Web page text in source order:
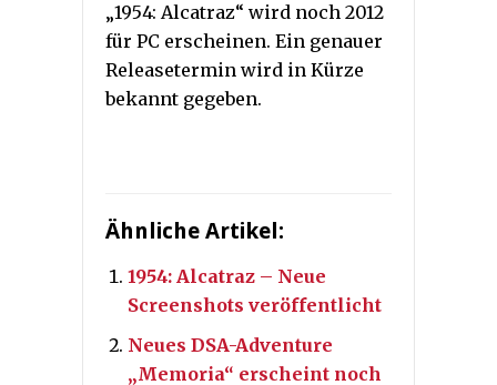
„1954: Alcatraz“ wird noch 2012
für PC erscheinen. Ein genauer
Releasetermin wird in Kürze
bekannt gegeben.
Ähnliche Artikel:
1954: Alcatraz – Neue
Screenshots veröffentlicht
Neues DSA-Adventure
„Memoria“ erscheint noch